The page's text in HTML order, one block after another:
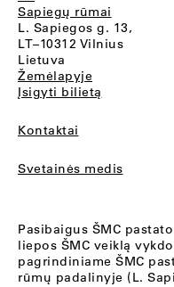
Sapiegų rūmai
L. Sapiegos g. 13,
LT–10312 Vilnius
Lietuva
Žemėlapyje
Įsigyti bilietą
Kontaktai
Svetainės medis
Pasibaigus ŠMC
liepos ŠMC veiklą
pagrindiniame ŠMC
rūmų padalinyje (L.